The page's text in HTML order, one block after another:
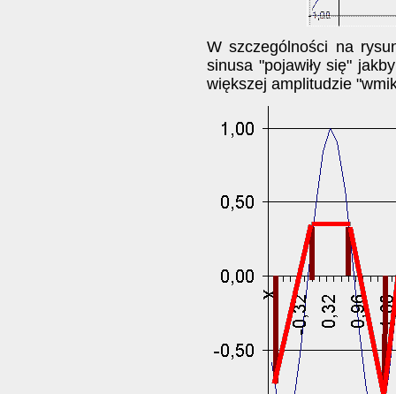
W szczególności na
sinusa "pojawiły się"
większej amplitudzie